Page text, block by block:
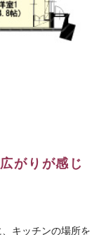
がりが感じ
キッチンの場所を